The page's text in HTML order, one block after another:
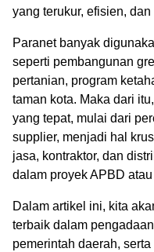
yang terukur, efisien,
Paranet banyak
seperti pembangunan
pertanian, program
taman kota. Maka dari
yang tepat, mulai dari
supplier, menjadi hal
jasa, kontraktor, dan
dalam proyek APBD
Dalam artikel ini, kita
terbaik dalam
pemerintah daerah,